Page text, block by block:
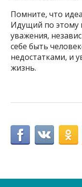
Помните, что
Идущий по этому
уважения,
себе быть
недостатками, и
жизнь.